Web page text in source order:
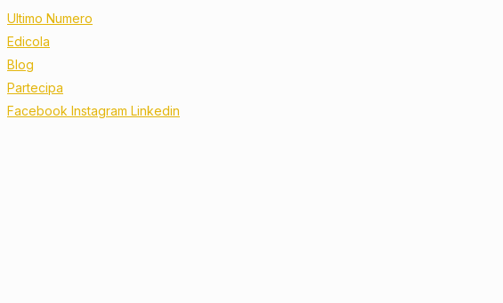
Ultimo Numero
Edicola
Blog
Partecipa
Facebook Instagram Linkedin